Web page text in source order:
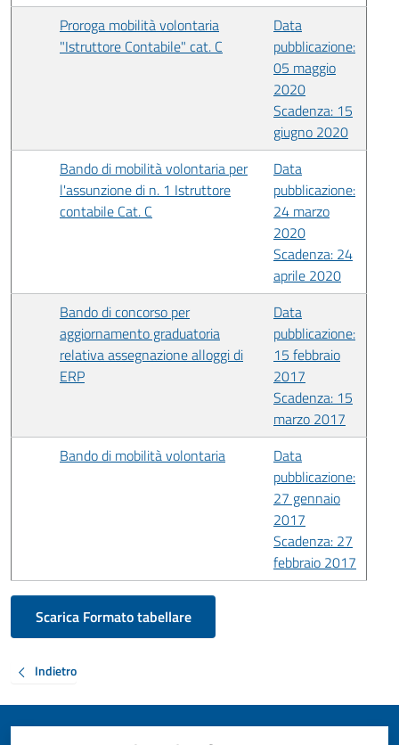
Proroga mobilità volontaria
"Istruttore Contabile" cat. C
Data
pubblicazione:
05 maggio
2020
Scadenza: 15
giugno 2020
Bando di mobilità volontaria per
l'assunzione di n. 1 Istruttore
contabile Cat. C
Data
pubblicazione:
24 marzo
2020
Scadenza: 24
aprile 2020
Bando di concorso per
aggiornamento graduatoria
relativa assegnazione alloggi di
ERP
Data
pubblicazione:
15 febbraio
2017
Scadenza: 15
marzo 2017
Bando di mobilità volontaria
Data
pubblicazione:
27 gennaio
2017
Scadenza: 27
febbraio 2017
Scarica Formato tabellare
Indietro